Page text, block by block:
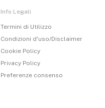
Info Legali
Termini di Utilizzo
Condizioni d'uso/Disclaimer
Cookie Policy
Privacy Policy
Preferenze consenso